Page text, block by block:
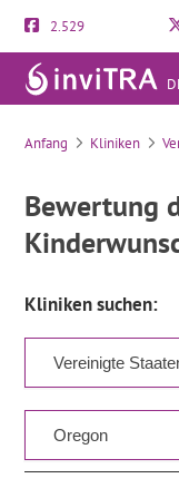
2.529
Anfang Kliniken
Bewertung
Kliniken suchen: